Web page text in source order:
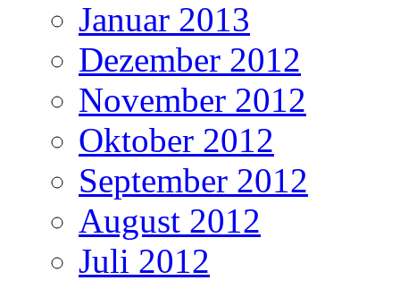
Januar 2013
Dezember 2012
November 2012
Oktober 2012
September 2012
August 2012
Juli 2012